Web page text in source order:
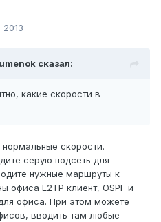
сказал:
какие скорости в
нормальные скорости.
серую подсеть для
нужные маршруты к
офиса L2TP клиент, OSPF и
офиса. При этом можете
вводить там любые